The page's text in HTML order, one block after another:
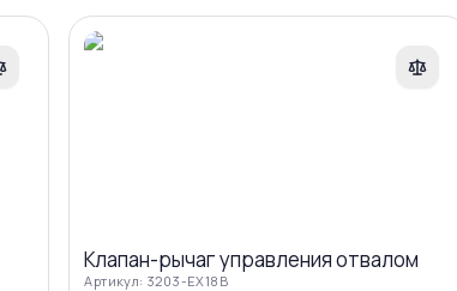
Клапан-рычаг управления отвалом
Артикул: 3203-EX18B